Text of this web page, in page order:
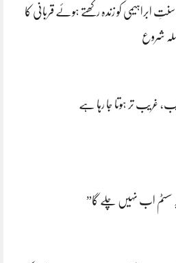
سنتِ ابراہیمی کو زندہ رکھتے ہوئے قربانی کا
شروع
غریب تر ہوتا جا رہا ہے
سسٹم اب نہیں چلے گا”